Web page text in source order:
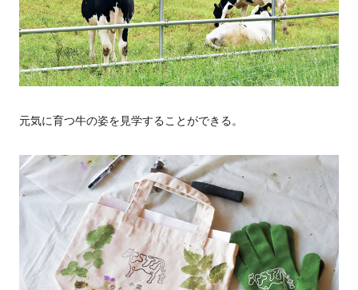
元気に育つ牛の姿を見学することができる。